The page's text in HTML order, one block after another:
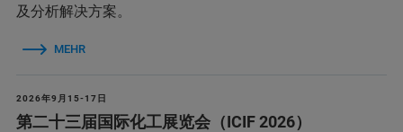
及分析解决方案。
MEHR
2026年9月15-17日
第二十三届国际化工展览会（ICIF 2026）